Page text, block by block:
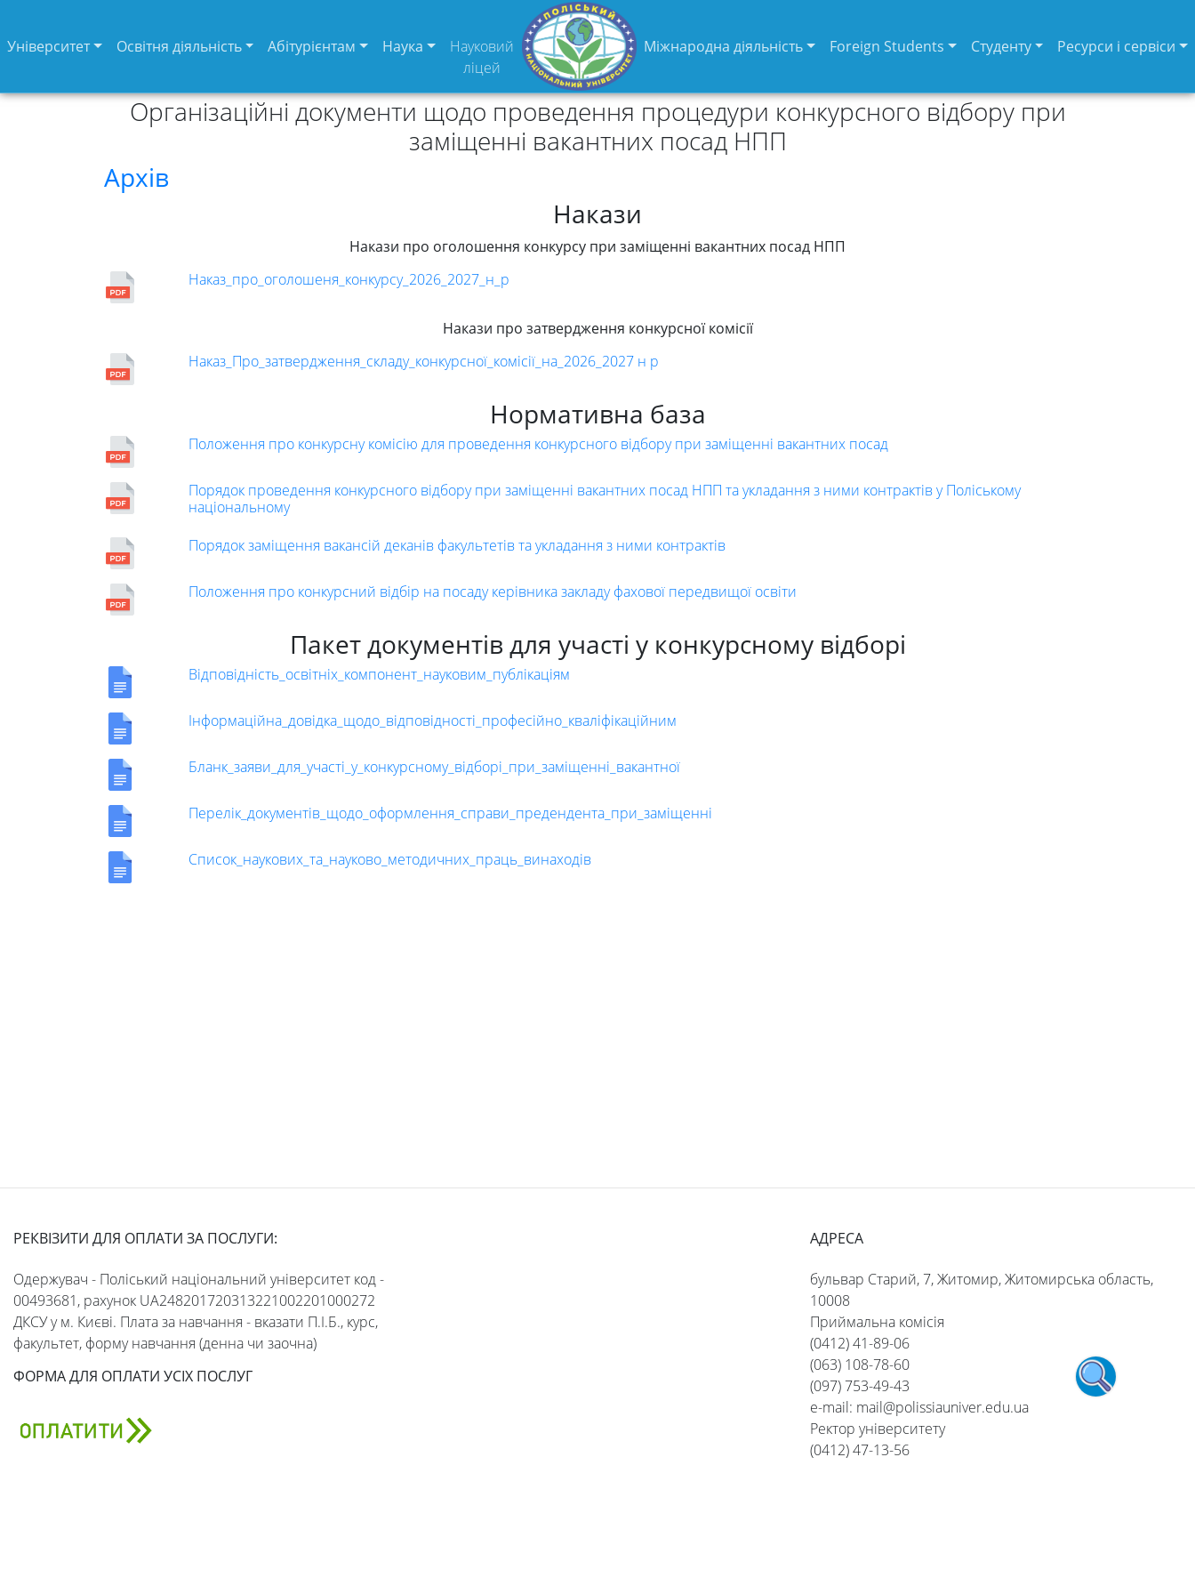
Університет Освітня діяльність Абітурієнтам Наука
Науковий
ліцей
Міжнародна діяльність Foreign Students Студенту Ресурси і сервіси
Університет
Вибори
ректора
Освітня
діяльність
Абітурієнтам
Міжнародна
діяльність
Foreign
Students
ліцей
Організаційні документи щодо проведення процедури конкурсного відбору при
заміщенні вакантних посад НПП
Архів
Накази
Накази про оголошення конкурсу при заміщенні вакантних посад НПП
Наказ_про_оголошеня_конкурсу_2026_2027_н_р
Накази про затвердження конкурсної комісії
Наказ_Про_затвердження_складу_конкурсної_комісії_на_2026_2027 н р
Нормативна база
Положення про конкурсну комісію для проведення конкурсного відбору при заміщенні вакантних посад
Порядок проведення конкурсного відбору при заміщенні вакантних посад НПП та укладання з ними контрактів у Поліському
національному
Порядок заміщення вакансій деканів факультетів та укладання з ними контрактів
Положення про конкурсний відбір на посаду керівника закладу фахової передвищої освіти
Пакет документів для участі у конкурсному відборі
Відповідність_освітніх_компонент_науковим_публікаціям
Інформаційна_довідка_щодо_відповідності_професійно_кваліфікаційним
Бланк_заяви_для_участі_у_конкурсному_відборі_при_заміщенні_вакантної
Перелік_документів_щодо_оформлення_справи_предендента_при_заміщенні
Список_наукових_та_науково_методичних_праць_винаходів
РЕКВІЗИТИ ДЛЯ ОПЛАТИ ЗА ПОСЛУГИ:
Одержувач - Поліський національний університет код -
00493681, рахунок UA248201720313221002201000272
ДКСУ у м. Києві. Плата за навчання - вказати П.І.Б., курс,
факультет, форму навчання (денна чи заочна)
ФОРМА ДЛЯ ОПЛАТИ УСІХ ПОСЛУГ
АДРЕСА
бульвар Старий, 7, Житомир, Житомирська область,
10008
Приймальна комісія
(0412) 41-89-06
(063) 108-78-60
(097) 753-49-43
e-mail: mail@polissiauniver.edu.ua
Ректор університету
(0412) 47-13-56